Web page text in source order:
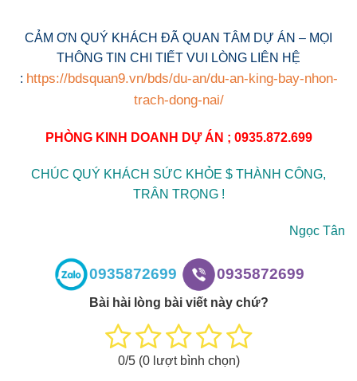
CẢM ƠN QUÝ KHÁCH ĐÃ QUAN TÂM DỰ ÁN – MỌI
THÔNG TIN CHI TIẾT VUI LÒNG LIÊN HỆ
: https://bdsquan9.vn/bds/du-an/du-an-king-bay-nhon-
trach-dong-nai/
PHÒNG KINH DOANH DỰ ÁN ; 0935.872.699
CHÚC QUÝ KHÁCH SỨC KHỎE $ THÀNH CÔNG,
TRÂN TRỌNG !
Ngọc Tân
0935872699 0935872699
Bài hài lòng bài viết này chứ?
0/5 (0lượt bình chọn)